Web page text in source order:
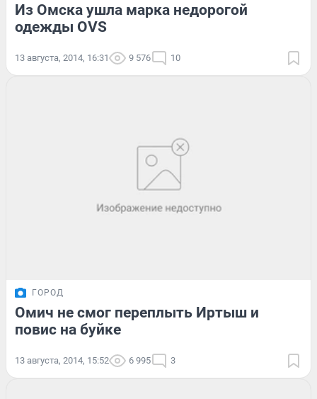
Из Омска ушла марка недорогой
одежды OVS
13 августа, 2014, 16:31 9 576 10
ГОРОД
Омич не смог переплыть Иртыш и
повис на буйке
13 августа, 2014, 15:52 6 995 3